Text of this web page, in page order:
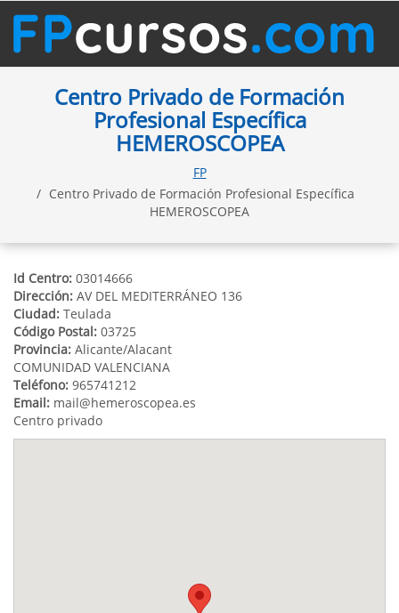
Centro Privado de Formación
Profesional Específica
HEMEROSCOPEA
FP
Centro Privado de Formación Profesional Específica
HEMEROSCOPEA
Id Centro: 03014666
Dirección: AV DEL MEDITERRÁNEO 136
Ciudad: Teulada
Código Postal: 03725
Provincia: Alicante/Alacant
COMUNIDAD VALENCIANA
Teléfono: 965741212
Email: mail@hemeroscopea.es
Centro privado